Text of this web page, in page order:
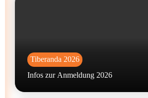
Tiberanda 2026
Infos zur Anmeldung 2026